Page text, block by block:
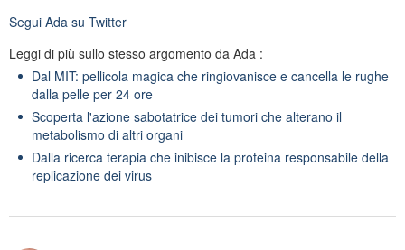
Segui Ada su Twitter
Leggi di più sullo stesso argomento da Ada :
Dal MIT: pellicola magica che ringiovanisce e cancella le rughe
dalla pelle per 24 ore
Scoperta l'azione sabotatrice dei tumori che alterano il
metabolismo di altri organi
Dalla ricerca terapia che inibisce la proteina responsabile della
replicazione dei virus